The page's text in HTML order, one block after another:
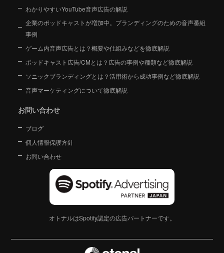
わかりやすいYouTube音声広告の解説
企業のポッドキャストが増加中。ブランディングのための音声番組
事例
ゲーム内音声広告とは？概要や仕組みなどを徹底解説
ポッドキャスト広告/CMとは？広告の事例や種類など徹底解説
ソニックブランディングとは？活用術から成功事例など徹底解説
音声マーケティングについて徹底解説
お問い合わせ
ブログ
個人情報保護方針
お問い合わせ
オトナルはSpotify認定の広告パートナーです。